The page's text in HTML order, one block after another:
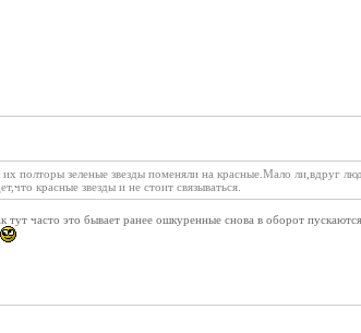
полторы зеленые звезды поменяли на красные.Мало ли,вдруг
красные звезды и не стоит связываться.
часто это бывает ранее ошкуренные снова в оборот